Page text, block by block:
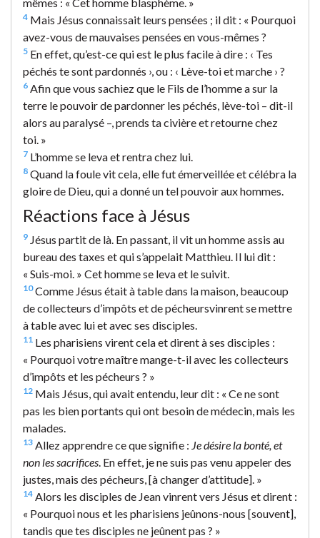
4 Mais Jésus connaissait leurs pensées ; il dit : « Pourquoi
avez-vous de mauvaises pensées en vous-mêmes ?
5 En effet, qu’est-ce qui est le plus facile à dire : ‹ Tes
péchés te sont pardonnés ›, ou : ‹ Lève-toi et marche › ?
6 Afin que vous sachiez que le Fils de l’homme a sur la
terre le pouvoir de pardonner les péchés, lève-toi – dit-il
alors au paralysé –, prends ta civière et retourne chez
toi. »
7 L’homme se leva et rentra chez lui.
8 Quand la foule vit cela, elle fut émerveillée et célébra la
gloire de Dieu, qui a donné un tel pouvoir aux hommes.
Réactions face à Jésus
9 Jésus partit de là. En passant, il vit un homme assis au
bureau des taxes et qui s’appelait Matthieu. Il lui dit :
« Suis-moi. » Cet homme se leva et le suivit.
10Comme Jésus était à table dans la maison, beaucoup
de collecteurs d’impôts et de pécheursvinrent se mettre
à table avec lui et avec ses disciples.
11 Les pharisiens virent cela et dirent à ses disciples :
« Pourquoi votre maître mange-t-il avec les collecteurs
d’impôts et les pécheurs ? »
12 Mais Jésus, qui avait entendu, leur dit : « Ce ne sont
pas les bien portants qui ont besoin de médecin, mais les
malades.
13 Allez apprendre ce que signifie : Je désire la bonté, et
non les sacrifices . En effet, je ne suis pas venu appeler des
justes, mais des pécheurs, [à changer d’attitude]. »
14 Alors les disciples de Jean vinrent vers Jésus et dirent :
« Pourquoi nous et les pharisiens jeûnons-nous [souvent],
tandis que tes disciples ne jeûnent pas ? »